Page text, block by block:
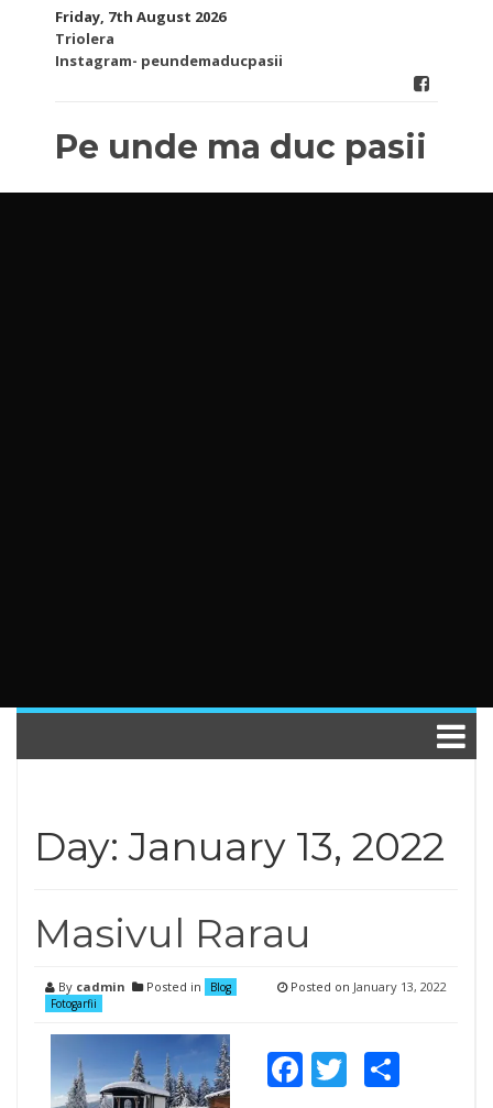
Friday, 7th August 2026
Triolera
Instagram- peundemaducpasii
Pe unde ma duc pasii
Day: January 13, 2022
Masivul Rarau
By cadmin Posted in
Blog
Fotogarfii
Posted on January 13, 2022
Facebook
TwitterShare